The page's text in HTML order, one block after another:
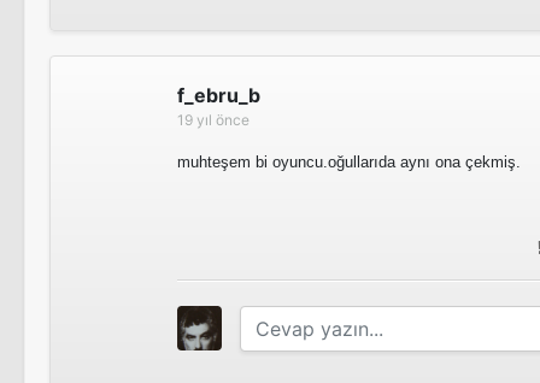
f_ebru_b
19 yıl önce
muhteşem bi oyuncu.oğullarıda aynı ona çekmiş.